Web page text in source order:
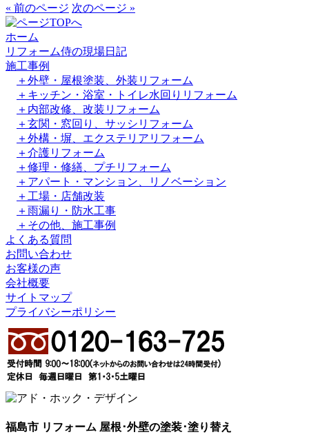
« 前のページ 次のページ »
ホーム
リフォーム侍の現場日記
施工事例
＋外壁・屋根塗装、外装リフォーム
＋キッチン・浴室・トイレ水回りリフォーム
＋内部改修、改装リフォーム
＋玄関・窓回り、サッシリフォーム
＋外構・塀、エクステリアリフォーム
＋介護リフォーム
＋修理・修繕、プチリフォーム
＋アパート・マンション、リノベーション
＋工場・店舗改装
＋雨漏り・防水工事
＋その他、施工事例
よくある質問
お問い合わせ
お客様の声
会社概要
サイトマップ
プライバシーポリシー
福島市 リフォーム 屋根･外壁の塗装･塗り替え